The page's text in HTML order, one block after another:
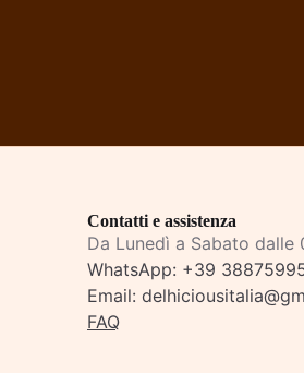
Contatti e assistenza
Da Lunedì a Sabato dalle
WhatsApp: +39
Email:
FAQ